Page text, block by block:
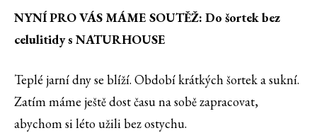
NYNÍ PRO VÁS MÁME SOUTĚŽ: Do šortek bez
celulitidy s NATURHOUSE
Teplé jarní dny se blíží. Období krátkých šortek a sukní.
Zatím máme ještě dost času na sobě zapracovat,
abychom si léto užili bez ostychu.